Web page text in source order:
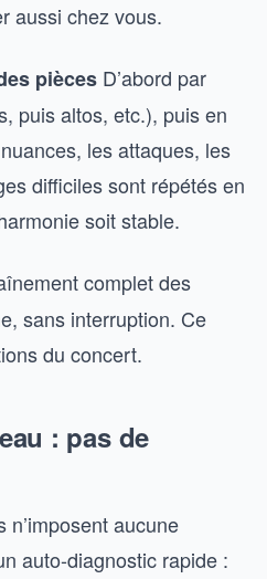
aussi chez vous.
pièces D’abord par
puis altos, etc.), puis en
les attaques, les
difficiles sont répétés en
soit stable.
complet des
sans interruption. Ce
du concert.
: pas de
n’imposent aucune
auto-diagnostic rapide :